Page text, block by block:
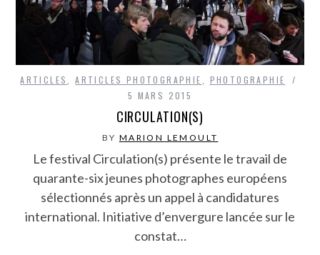
ARTICLES ,ARTICLES PHOTOGRAPHIE
PHOTOGRAPHIE
5 MARS 2015
CIRCULATION(S)
BY MARION LEMOULT
Le festival Circulation(s) présente le travail de
quarante-six jeunes photographes européens
sélectionnés après un appel à candidatures
international. Initiative d’envergure lancée sur le
constat…